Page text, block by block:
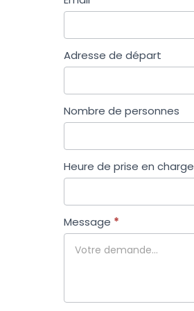
Adresse de départ
Nombre de personnes
Heure de prise en charge
Message *